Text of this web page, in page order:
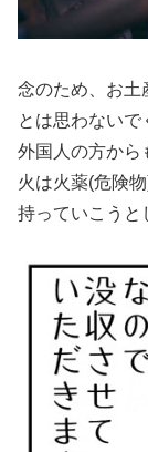
念のため、お土
とは思わないで
外国人の方から
火は火薬(危険
持っていこうと